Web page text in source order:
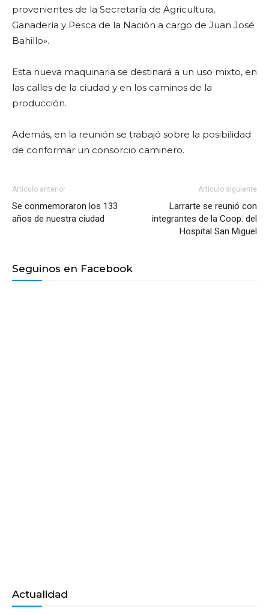
provenientes de la Secretaría de Agricultura,
Ganadería y Pesca de la Nación a cargo de Juan José
Bahillo».
Esta nueva maquinaria se destinará a un uso mixto, en
las calles de la ciudad y en los caminos de la
producción.
Además, en la reunión se trabajó sobre la posibilidad
de conformar un consorcio caminero.
Artículo anterior
Se conmemoraron los 133
años de nuestra ciudad
Artículo siguiente
Larrarte se reunió con
integrantes de la Coop. del
Hospital San Miguel
Seguinos en Facebook
Actualidad